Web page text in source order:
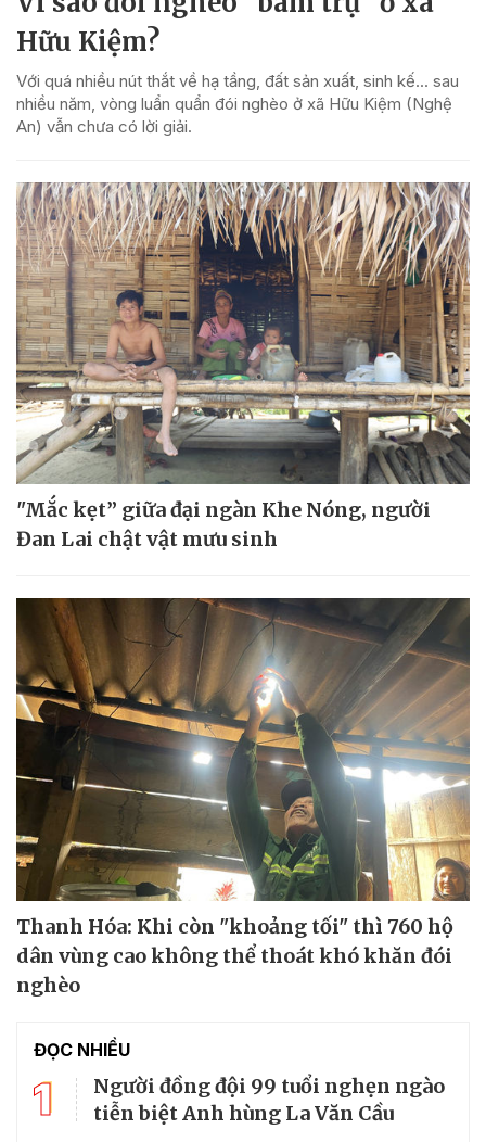
Hữu Kiệm?
Với quá nhiều nút thắt về hạ tầng, đất sản xuất, sinh kế... sau
nhiều năm, vòng luẩn quẩn đói nghèo ở xã Hữu Kiệm (Nghệ
An) vẫn chưa có lời giải.
"Mắc kẹt” giữa đại ngàn Khe Nóng, người
Đan Lai chật vật mưu sinh
Thanh Hóa: Khi còn "khoảng tối" thì 760 hộ
dân vùng cao không thể thoát khó khăn đói
nghèo
ĐỌC NHIỀU
1
Người đồng đội 99 tuổi nghẹn ngào
tiễn biệt Anh hùng La Văn Cầu